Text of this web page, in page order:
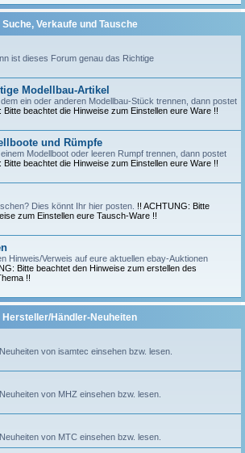
Suche, Verkaufe und Tausche
ist dieses Forum genau das Richtige
Modellbau-Artikel
ein oder anderen Modellbau-Stück trennen, dann postet
Bitte beachtet die Hinweise zum Einstellen eure Ware !!
und Rümpfe
Modellboot oder leeren Rumpf trennen, dann postet
Bitte beachtet die Hinweise zum Einstellen eure Ware !!
Dies könnt Ihr hier posten. !! ACHTUNG: Bitte
zum Einstellen eure Tausch-Ware !!
Hinweis/Verweis auf eure aktuellen ebay-Auktionen
Bitte beachtet den Hinweise zum erstellen des
!!
Hersteller/Händler-Neuheiten
von isamtec einsehen bzw. lesen.
von MHZ einsehen bzw. lesen.
von MTC einsehen bzw. lesen.